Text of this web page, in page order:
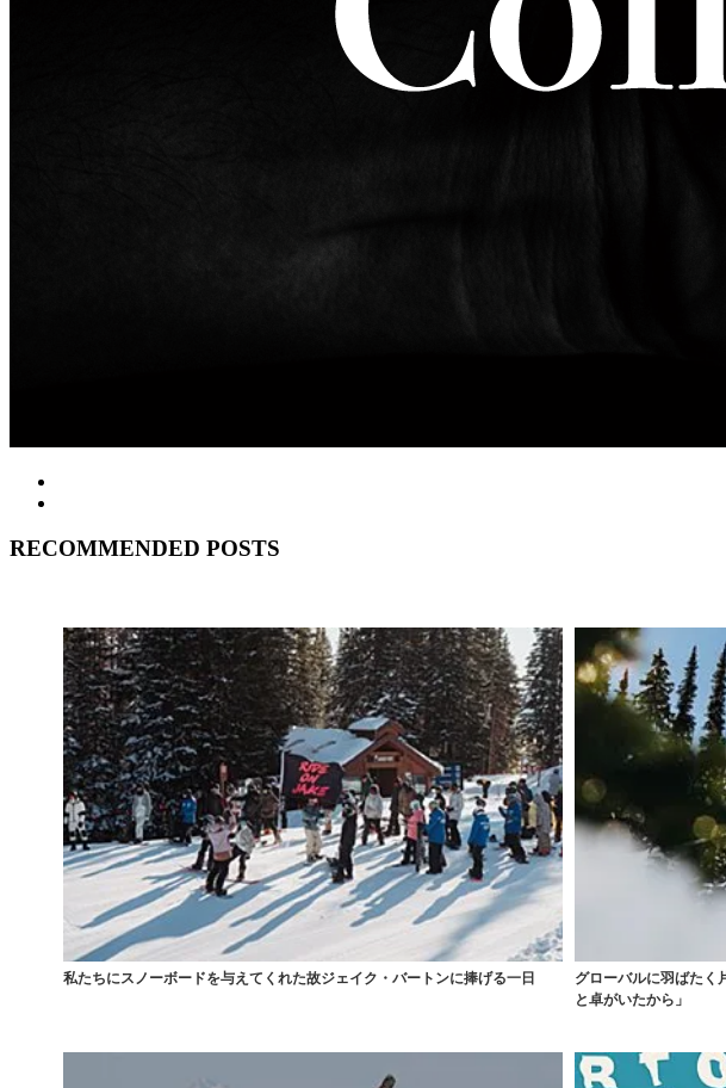
RECOMMENDED POSTS
私たちにスノーボードを与えてくれた故ジェイク・バートンに捧げる一日
グローバルに羽ばたく
と卓がいたから」